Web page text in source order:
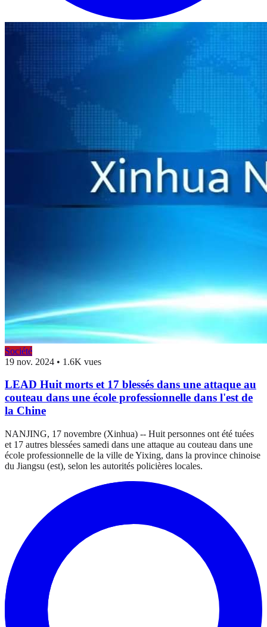
Société
19 nov. 2024 • 1.6K vues
LEAD Huit morts et 17 blessés dans une attaque au
couteau dans une école professionnelle dans l'est de
la Chine
NANJING, 17 novembre (Xinhua) -- Huit personnes ont été tuées
et 17 autres blessées samedi dans une attaque au couteau dans une
école professionnelle de la ville de Yixing, dans la province chinoise
du Jiangsu (est), selon les autorités policières locales.